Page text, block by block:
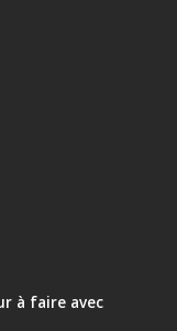
à faire avec